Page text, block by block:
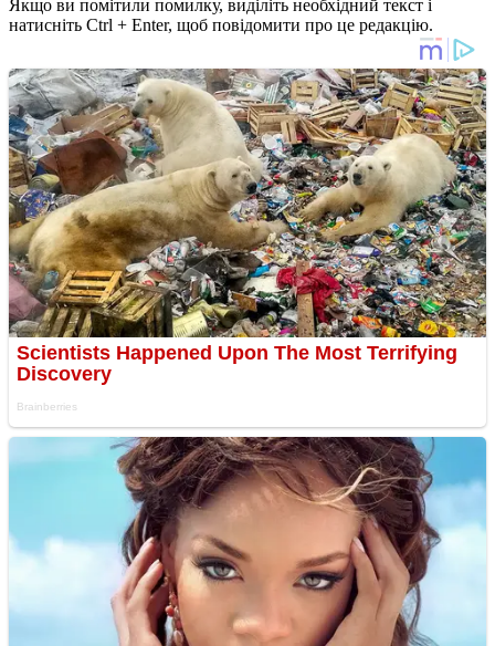
Якщо ви помітили помилку, виділіть необхідний текст і
натисніть Ctrl + Enter, щоб повідомити про це редакцію.